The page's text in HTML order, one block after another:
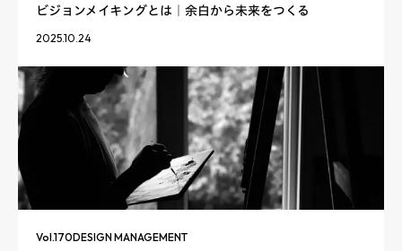
ビジョンメイキングとは｜余白から未来をつくる
2025.10.24
Vol.170DESIGN MANAGEMENT